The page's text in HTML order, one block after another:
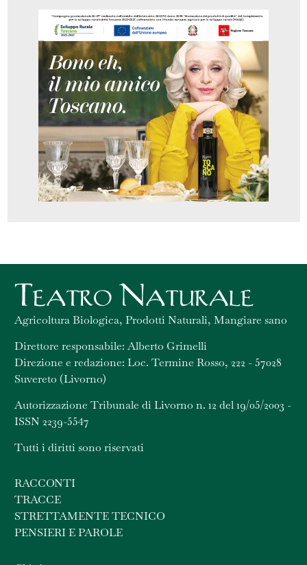
Agricoltura Biologica, Prodotti Naturali, Mangiare sano
Direttore responsabile: Alberto Grimelli
Direzione e redazione: Loc. Termine Rosso, 222 - 57028
Suvereto (Livorno)
Autorizzazione Tribunale di Livorno n. 12 del 19/05/2003 -
ISSN 2239-5547
Tutti i diritti sono riservati
RACCONTI
TRACCE
STRETTAMENTE TECNICO
PENSIERI E PAROLE